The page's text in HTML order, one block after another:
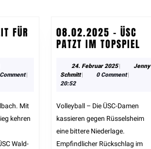
FÜR
|
kehren
Wald-
08.02.2025 – ÜSC
PATZT IM TOPSPIEL
24. Februar 2025|
Jenny
Schmitt| 0 Comment|
20:52
Volleyball – Die ÜSC-Damen
kassieren gegen Rüsselsheim
eine bittere Niederlage.
Empfindlicher Rückschlag im